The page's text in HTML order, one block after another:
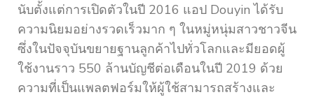
นับตั้งแต่การเปิดตัวในปี 2016 แอป Douyin ได้รับ
ความนิยมอย่างรวดเร็วมาก ๆ ในหมู่หนุ่มสาวชาวจีน
ซึ่งในปัจจุบันขยายฐานลูกค้าไปทั่วโลกและมียอดผู้
ใช้งานราว 550 ล้านบัญชีต่อเดือนในปี 2019 ด้วย
ความที่เป็นแพลตฟอร์มให้ผู้ใช้สามารถสร้างและ